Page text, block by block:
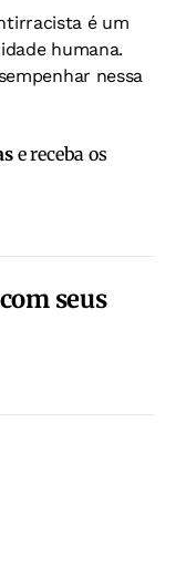
é um
humana.
nessa
e receba os
seus